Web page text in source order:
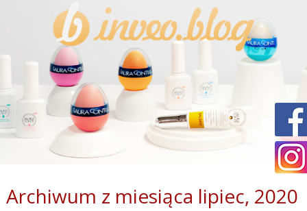
Archiwum z miesiąca lipiec, 2020